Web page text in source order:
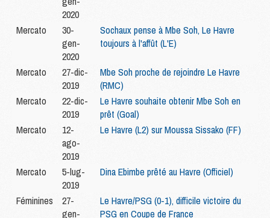
2020
Mercato
30-
gen-
2020
Sochaux pense à Mbe Soh, Le Havre
toujours à l'affût (L'E)
Mercato
27-dic-
2019
Mbe Soh proche de rejoindre Le Havre
(RMC)
Mercato
22-dic-
2019
Le Havre souhaite obtenir Mbe Soh en
prêt (Goal)
Mercato
12-
ago-
2019
Le Havre (L2) sur Moussa Sissako (FF)
Mercato
5-lug-
2019
Dina Ebimbe prêté au Havre (Officiel)
Féminines
27-
gen-
Le Havre/PSG (0-1), difficile victoire du
PSG en Coupe de France